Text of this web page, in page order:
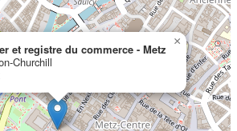
et registre du commerce - Metz
Churchill
×